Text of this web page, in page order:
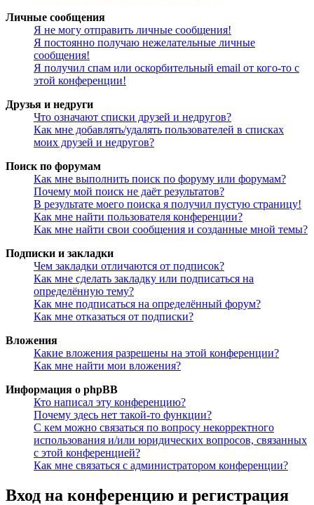
Личные сообщения
Я не могу отправить личные сообщения!
Я постоянно получаю нежелательные личные
сообщения!
Я получил спам или оскорбительный email от кого-то с
этой конференции!
Друзья и недруги
Что означают списки друзей и недругов?
Как мне добавлять/удалять пользователей в списках
моих друзей и недругов?
Поиск по форумам
Как мне выполнить поиск по форуму или форумам?
Почему мой поиск не даёт результатов?
В результате моего поиска я получил пустую страницу!
Как мне найти пользователя конференции?
Как мне найти свои сообщения и созданные мной темы?
Подписки и закладки
Чем закладки отличаются от подписок?
Как мне сделать закладку или подписаться на
определённую тему?
Как мне подписаться на определённый форум?
Как мне отказаться от подписки?
Вложения
Какие вложения разрешены на этой конференции?
Как мне найти мои вложения?
Информация о phpBB
Кто написал эту конференцию?
Почему здесь нет такой-то функции?
С кем можно связаться по вопросу некорректного
использования и/или юридических вопросов, связанных
с этой конференцией?
Как мне связаться с администратором конференции?
Вход на конференцию и регистрация